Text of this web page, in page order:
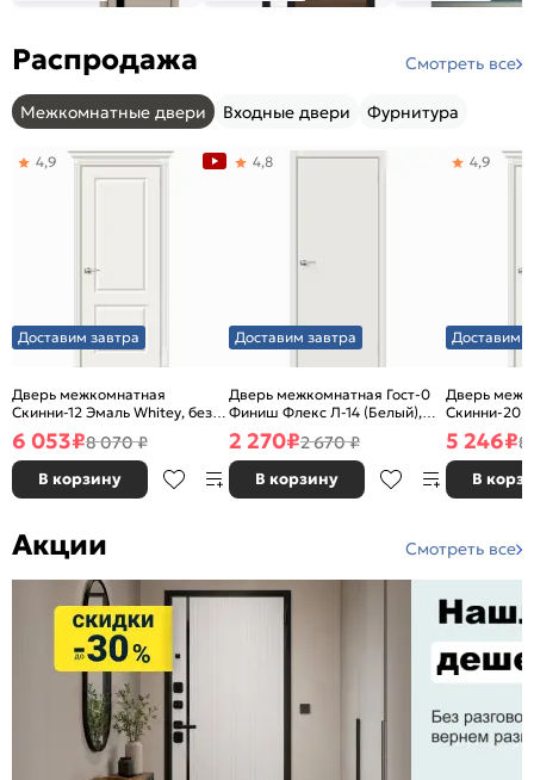
Распродажа Смотреть все
Межкомнатные двери Входные двери Фурнитура
Доставим завтра
Дверь межкомнатная
Скинни-12 Эмаль Whitey, без
декора, глухая, без стекла,
без кромки, скиновая
4,9
6 053₽8 070 ₽
В корзину
Доставим завтра
Дверь межкомнатная Гост-0
Финиш Флекс Л-14 (Белый),
глухая, каркасно-щитовая
4,8
2 270₽2 670 ₽
В корзину
Доставим
Дверь
Скинни-20
декора,
без кромки,
4,9
5 246₽8
В
Акции Смотреть все